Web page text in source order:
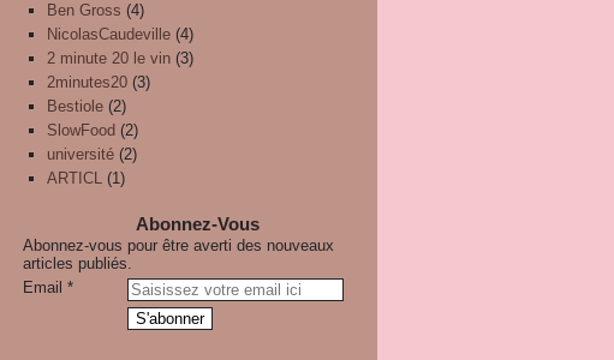
Ben Gross (4)
NicolasCaudeville (4)
2 minute 20 le vin (3)
2minutes20 (3)
Bestiole (2)
SlowFood (2)
université (2)
ARTICL (1)
Abonnez-Vous
Abonnez-vous pour être averti des nouveaux
articles publiés.
Email